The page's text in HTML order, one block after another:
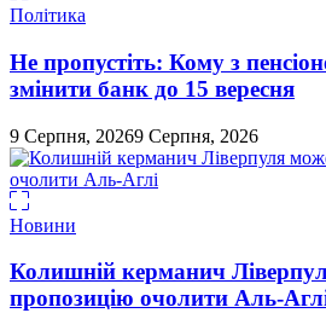
Політика
Не пропустіть: Кому з
змінити банк до 15 вересня
9 Серпня, 20269 Серпня, 2026
Новини
Колишній керманич
пропозицію очолити Аль-